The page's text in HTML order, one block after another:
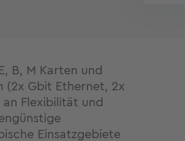
B, M Karten und
(2x Gbit Ethernet, 2x
an Flexibilität und
Einsatzgebiete